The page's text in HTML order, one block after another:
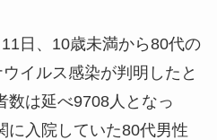
日、10歳未満から80代の
イルス感染が判明したと
数は延べ9708人となっ
に入院していた80代男性